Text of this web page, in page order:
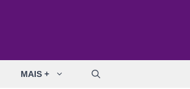
MAIS +